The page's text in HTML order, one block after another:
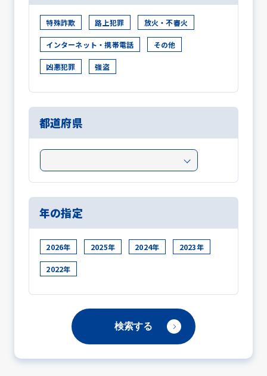
特殊詐欺 路上犯罪 放火・不審火
インターネット・携帯電話 その他
凶悪犯罪 強盗
都道府県
年の指定
2026年 2025年 2024年 2023年
2022年